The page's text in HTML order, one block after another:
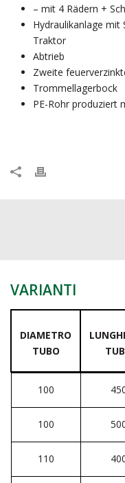
– mit 4 Rädern +
Hydraulikanlage mit
Traktor
Abtrieb
Zweite
Trommellagerbock
PE-Rohr produziert
VARIANTI
DIAMETRO
TUBO
100
100
110